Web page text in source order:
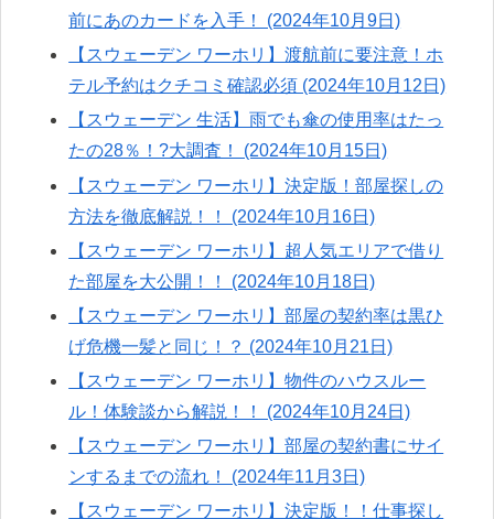
前にあのカードを入手！ (2024年10月9日)
【スウェーデン ワーホリ】渡航前に要注意！ホ
テル予約はクチコミ確認必須 (2024年10月12日)
【スウェーデン 生活】雨でも傘の使用率はたっ
たの28％！?大調査！ (2024年10月15日)
【スウェーデン ワーホリ】決定版！部屋探しの
方法を徹底解説！！ (2024年10月16日)
【スウェーデン ワーホリ】超人気エリアで借り
た部屋を大公開！！ (2024年10月18日)
【スウェーデン ワーホリ】部屋の契約率は黒ひ
げ危機一髪と同じ！？ (2024年10月21日)
【スウェーデン ワーホリ】物件のハウスルー
ル！体験談から解説！！ (2024年10月24日)
【スウェーデン ワーホリ】部屋の契約書にサイ
ンするまでの流れ！ (2024年11月3日)
【スウェーデン ワーホリ】決定版！！仕事探し